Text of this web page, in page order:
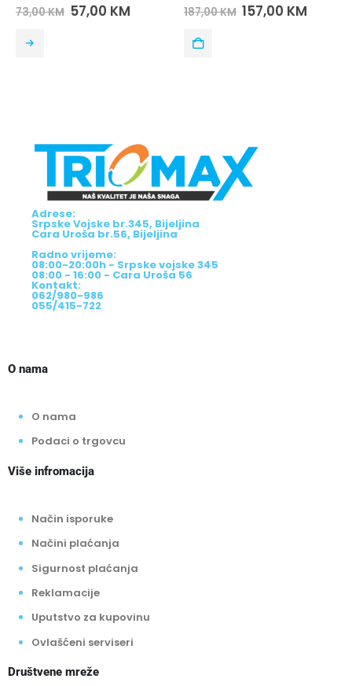
0 out of 5
73,00KM 57,00 KM 0out of 5
187,00KM 157,00 KM
Adrese:
Srpske Vojske br.345, Bijeljina
Cara Uroša br.56, Bijeljina
Radno vrijeme:
08:00-20:00h - Srpske vojske 345
08:00 - 16:00 - Cara Uroša 56
Kontakt:
062/980-986
055/415-722
O nama
O nama
Podaci o trgovcu
Više infromacija
Način isporuke
Načini plaćanja
Sigurnost plaćanja
Reklamacije
Uputstvo za kupovinu
Ovlašćeni serviseri
Društvene mreže